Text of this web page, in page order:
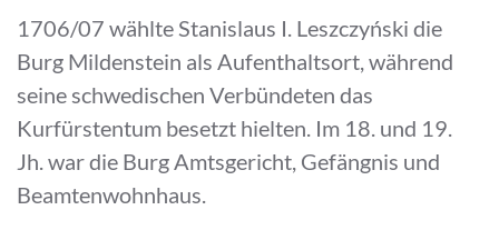
1706/07 wählte Stanislaus I. Leszczyński die
Burg Mildenstein als Aufenthaltsort, während
seine schwedischen Verbündeten das
Kurfürstentum besetzt hielten. Im 18. und 19.
Jh. war die Burg Amtsgericht, Gefängnis und
Beamtenwohnhaus.